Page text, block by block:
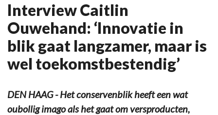
Interview Caitlin
Ouwehand: ‘Innovatie in
blik gaat langzamer, maar is
wel toekomstbestendig’
DEN HAAG - Het conservenblik heeft een wat
oubollig imago als het gaat om versproducten,